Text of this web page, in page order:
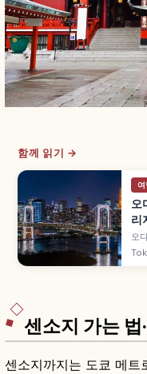
함께 읽기 →
여
오
리
오
지
쿄
센소지 가는 법
센소지까지는 도쿄 메트